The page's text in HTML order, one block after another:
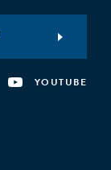
YOUTUBE